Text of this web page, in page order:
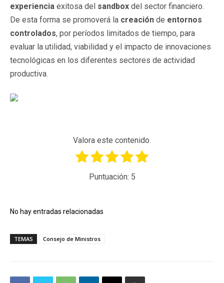
experiencia exitosa del sandbox del sector financiero.
De esta forma se promoverá la creación de entornos
controlados, por períodos limitados de tiempo, para
evaluar la utilidad, viabilidad y el impacto de innovaciones
tecnológicas en los diferentes sectores de actividad
productiva.
Valora este contenido.
Puntuación: 5
No hay entradas relacionadas
TEMAS Consejo de Ministros